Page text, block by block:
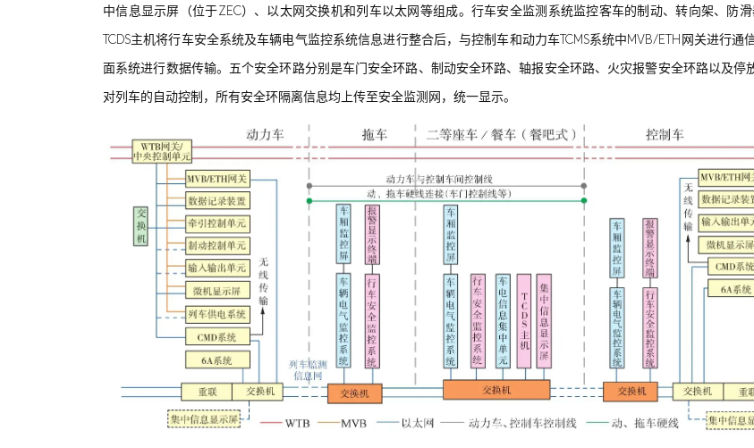
中信息显示屏（位于ZEC）、以太网交换机和列车以太网等组成。行车安全监测系统监控客车的制动、转向架、防
TCDS主机将行车安全系统及车辆电气监控系统信息进行整合后，与控制车和动力车TCMS系统中MVB/ETH网关进行
面系统进行数据传输。五个安全环路分别是车门安全环路、制动安全环路、轴报安全环路、火灾报警安全环路以及
对列车的自动控制，所有安全环隔离信息均上传至安全监测网，统一显示。